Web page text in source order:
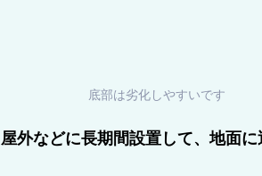
底部は劣化しやすいです
屋外などに長期間設置して、地面